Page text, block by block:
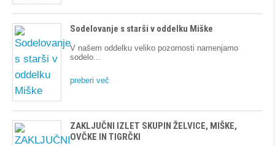
Sodelovanje s starši v oddelku Miške
V našem oddelku veliko pozornosti namenjamo
sodelo
preberi več
ZAKLJUČNI IZLET SKUPIN ŽELVICE, MIŠKE,
OVČKE IN TIGRČKI